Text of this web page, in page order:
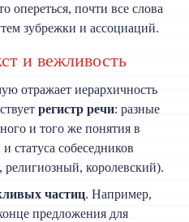
опереться, почти все слова
зубрежки и ассоциаций.
и вежливость
отражает иерархичность
регистр речи: разные
и того же понятия в
статуса собеседников
королевский).
частиц. Например,
предложения для